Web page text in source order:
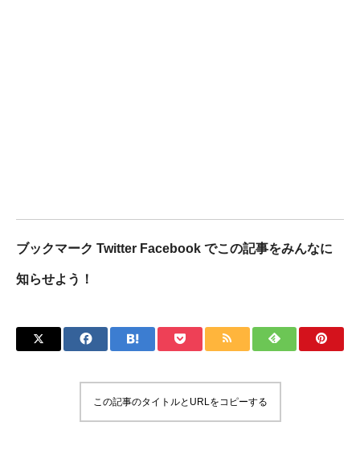
ブックマーク Twitter Facebook でこの記事をみんなに
知らせよう！
この記事のタイトルとURLをコピーする